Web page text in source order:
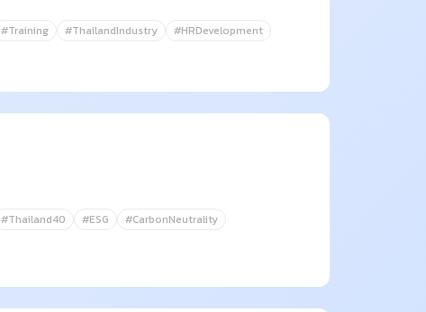
#Training #ThailandIndustry #HRDevelopment
#Thailand40 #ESG
#CarbonNeutrality